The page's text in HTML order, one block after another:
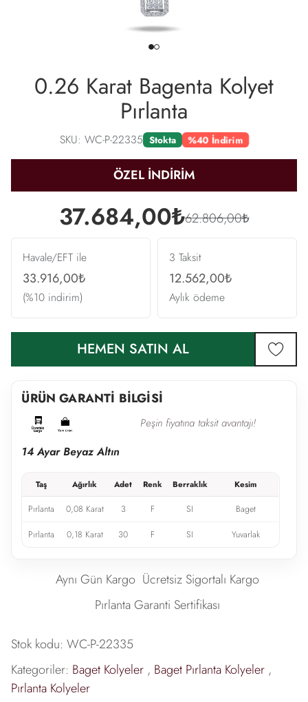
0.26 Karat Bagenta Kolyet
Pırlanta
SKU: WC-P-22335 Stokta %40 İndirim
ÖZEL İNDİRİM
37.684,00₺62.806,00₺
Havale/EFT ile
33.916,00₺
(%10 indirim)
3 Taksit
12.562,00₺
Aylık ödeme
HEMEN SATIN AL
ÜRÜN GARANTİ BİLGİSİ
Peşin fiyatına taksit avantajı!
14 Ayar Beyaz Altın
Taş Ağırlık Adet Renk Berraklık Kesim
Pırlanta 0,08 Karat 3 F SI Baget
Pırlanta 0,18 Karat 30 F SI Yuvarlak
Aynı Gün Kargo Ücretsiz Sigortalı Kargo
Pırlanta Garanti Sertifikası
Stok kodu: WC-P-22335
Kategoriler: Baget Kolyeler , Baget Pırlanta Kolyeler ,
Pırlanta Kolyeler